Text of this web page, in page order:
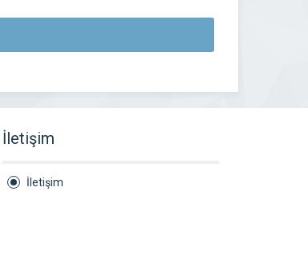
İletişim
İletişim